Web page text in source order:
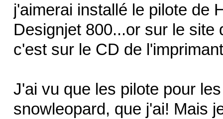
j'aimerai installé le pilote de
Designjet 800...or sur le site
c'est sur le CD de
J'ai vu que les pilote pour
snowleopard, que j'ai! Mais